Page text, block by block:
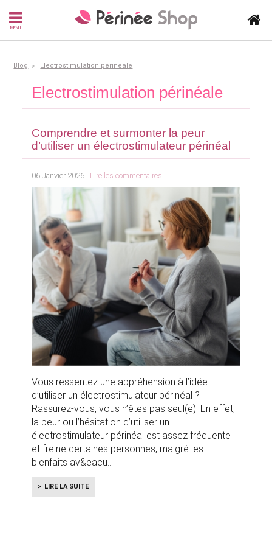
MENU
Blog Electrostimulation périnéale
Electrostimulation périnéale
Comprendre et surmonter la peur
d’utiliser un électrostimulateur périnéal
06 Janvier 2026 | Lire les commentaires
Vous ressentez une appréhension à l’idée
d’utiliser un électrostimulateur périnéal ?
Rassurez-vous, vous n’êtes pas seul(e). En effet,
la peur ou l’hésitation d’utiliser un
électrostimulateur périnéal est assez fréquente
et freine certaines personnes, malgré les
bienfaits av&eacu
LIRE LA SUITE